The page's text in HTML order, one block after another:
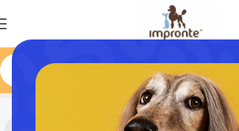
Home COLLARE IN CUOIO